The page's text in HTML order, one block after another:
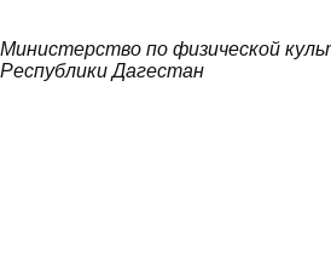
Министерство по физической
Республики Дагестан